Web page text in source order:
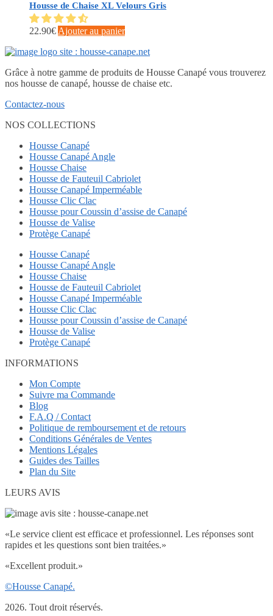
Housse de Chaise XL Velours Gris
22.90€Ajouter au panier
Grâce à notre gamme de produits de Housse Canapé vous trouverez
nos housse de canapé, housse de chaise etc.
Contactez-nous
NOS COLLECTIONS
Housse Canapé
Housse Canapé Angle
Housse Chaise
Housse de Fauteuil Cabriolet
Housse Canapé Imperméable
Housse Clic Clac
Housse pour Coussin d’assise de Canapé
Housse de Valise
Protège Canapé
Housse Canapé
Housse Canapé Angle
Housse Chaise
Housse de Fauteuil Cabriolet
Housse Canapé Imperméable
Housse Clic Clac
Housse pour Coussin d’assise de Canapé
Housse de Valise
Protège Canapé
INFORMATIONS
Mon Compte
Suivre ma Commande
Blog
F.A.Q / Contact
Politique de remboursement et de retours
Conditions Générales de Ventes
Mentions Légales
Guides des Tailles
Plan du Site
LEURS AVIS
«Le service client est efficace et professionnel. Les réponses sont
rapides et les questions sont bien traitées.»
«Excellent produit.»
©Housse Canapé.
2026. Tout droit réservés.